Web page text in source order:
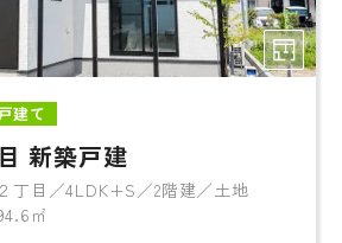
建て
新築戸建
丁目／4LDK+S／2階建／土地
㎡